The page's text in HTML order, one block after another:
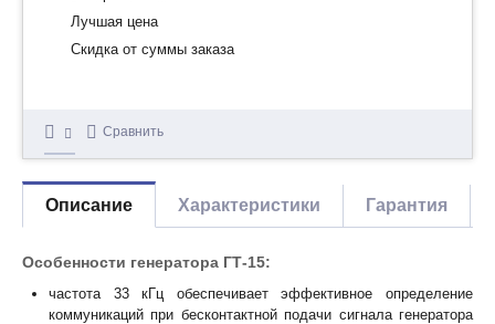
Лучшая цена
Скидка от суммы заказа
Сравнить
Описание Характеристики Гарантия
Особенности генератора ГТ-15:
частота 33 кГц обеспечивает эффективное определение
коммуникаций при бесконтактной подачи сигнала генератора